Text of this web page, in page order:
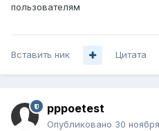
пользователям
Вставить ник Цитата
pppoetest
Опубликовано 30